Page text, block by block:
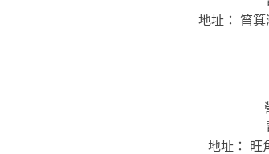
地址： 筲
地址： 旺